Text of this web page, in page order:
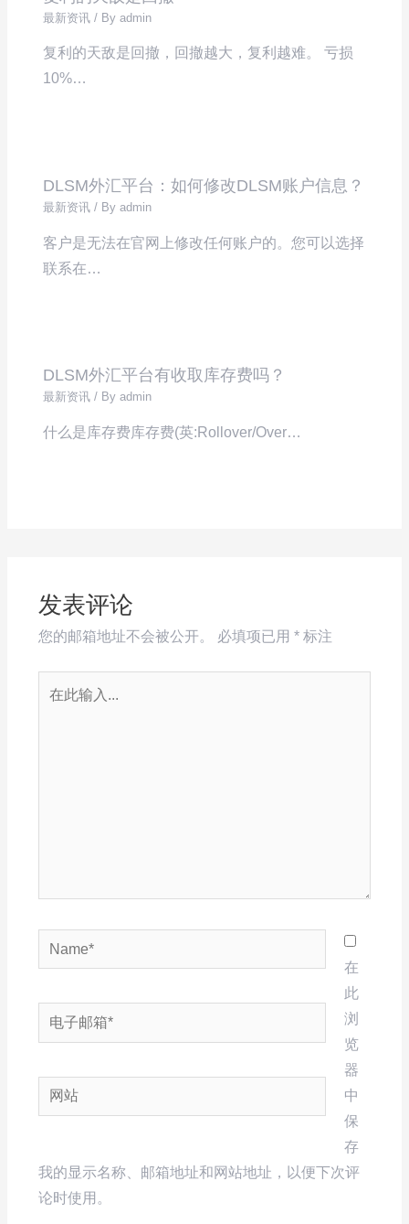
最新资讯 / Byadmin
复利的天敌是回撤，回撤越大，复利越难。 亏损
10%…
DLSM外汇平台：如何修改DLSM账户信息？
最新资讯 / Byadmin
客户是无法在官网上修改任何账户的。您可以选择
联系在…
DLSM外汇平台有收取库存费吗？
最新资讯 / Byadmin
什么是库存费库存费(英:Rollover/Over…
发表评论
您的邮箱地址不会被公开。 必填项已用 *标注
Name*
电
子
箱
*
网
站
在
此
浏
览
器
中
保
存
我的显示名称、邮箱地址和网站地址，以便下次评
论时使用。